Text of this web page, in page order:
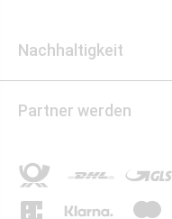
Nachhaltigkeit
Partner werden